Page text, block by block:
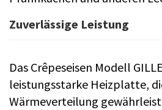
Zuverlässige Leistung
Das Crêpeseisen Modell
leistungsstarke Heizplatte,
Wärmeverteilung